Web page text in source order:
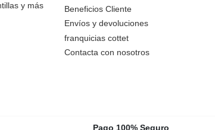
y más
Beneficios Cliente
Envíos y devoluciones
franquicias cottet
Contacta con nosotros
Pago 100% Seguro